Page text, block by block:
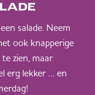
salade. Neem
ook knapperige
zien, maar
erg lekker … en